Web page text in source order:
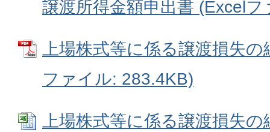
譲渡所得金額申出書 (Excel
上場株式等に係る譲渡損失
ファイル: 283.4KB)
上場株式等に係る譲渡損失